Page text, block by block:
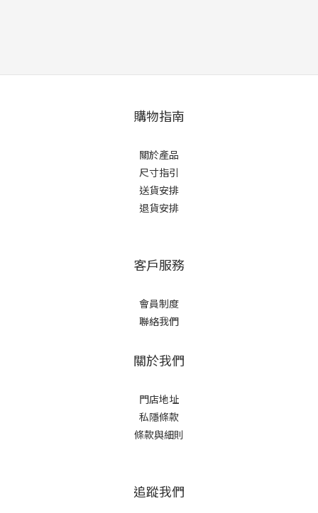
購物指南
關於產品
尺寸指引
送貨安排
退貨安排
客戶服務
會員制度
聯絡我們
關於我們
門店地址
私隱條款
條款與細則
追蹤我們